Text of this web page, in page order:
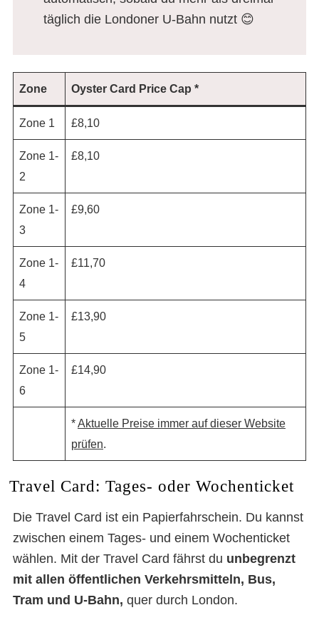
U-Bahn in London
täglich die Londoner U-Bahn nutzt 😊
Zone Oyster Card Price Cap *
Zone 1 £8,10
Zone 1-
2
£8,10
Zone 1-
3
£9,60
Zone 1-
4
£11,70
Zone 1-
5
£13,90
Zone 1-
6
£14,90
*Aktuelle Preise immer auf dieser Website
prüfen.
Travel Card: Tages- oder Wochenticket
Die Travel Card ist ein Papierfahrschein. Du kannst
zwischen einem Tages- und einem Wochenticket
wählen. Mit der Travel Card fährst du unbegrenzt
mit allen öffentlichen Verkehrsmitteln, Bus,
Tram und U-Bahn, quer durch London.